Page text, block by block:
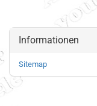
Informationen
Sitemap